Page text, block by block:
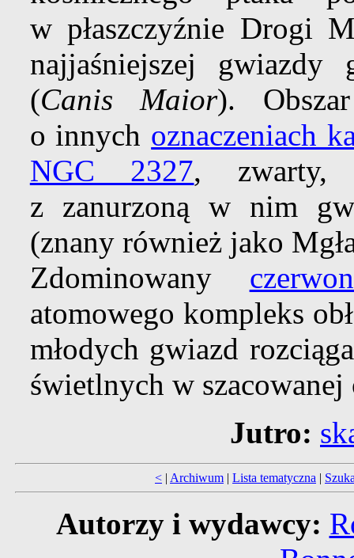
w płaszczyźnie Drogi
najjaśniejszej gwiazdy
(Canis Maior).
o innych oznaczeniach
NGC 2327, zwarty,
z zanurzoną w nim
(znany również jako
Zdominowany
atomowego kompleks
młodych gwiazd
świetlnych w
Jutro:
< | Archiwum | Lista tematyczna |
Autorzy i wydawcy: